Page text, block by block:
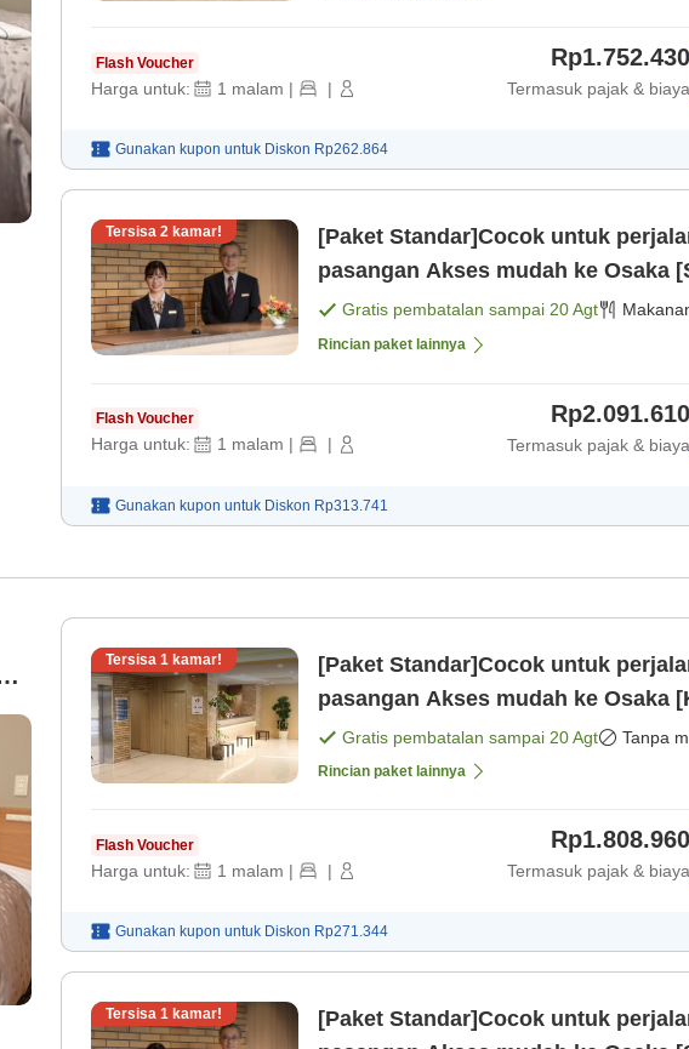
Flash Voucher
Harga untuk: 1 malam | |
Rp1.752.430
Termasuk pajak & biaya
Gunakan kupon untuk Diskon Rp262.864
Tersisa 2 kamar!
[Paket Standar]Cocok untuk
pasangan Akses mudah ke
Gratis pembatalan sampai 20 Agt
Rincian paket lainnya
Flash Voucher
Harga untuk: 1 malam | |
Rp2.091.610
Termasuk pajak & biaya
Gunakan kupon untuk Diskon Rp313.741
Tersisa 1 kamar!
[Paket Standar]Cocok untuk
pasangan Akses mudah ke
Gratis pembatalan sampai 20 Agt Tanpa
Rincian paket lainnya
Flash Voucher
Harga untuk: 1 malam | |
Rp1.808.960
Termasuk pajak & biaya
Gunakan kupon untuk Diskon Rp271.344
Tersisa 1 kamar!
[Paket Standar]Cocok untuk